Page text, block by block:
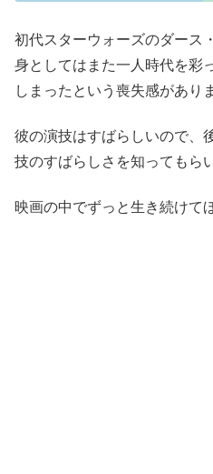
初代スターウォーズのダース
身としてはまた一人時代を彩
しまったという喪失感があり
彼の演技はすばらしいので、
技のすばらしさを知ってもら
映画の中でずっと生き続けて